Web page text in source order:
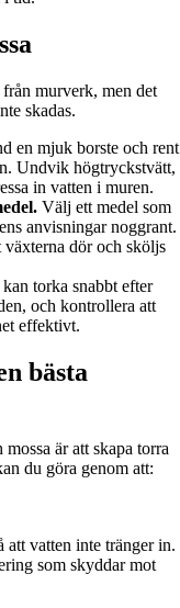
murverk, men det
skadas.
en mjuk borste och rent
Undvik högtryckstvätt,
in vatten i muren.
Välj ett medel som
anvisningar noggrant.
dör och sköljs
torka snabbt efter
och kontrollera att
effektivt.
bästa
är att skapa torra
du göra genom att:
att vatten inte tränger in.
som skyddar mot